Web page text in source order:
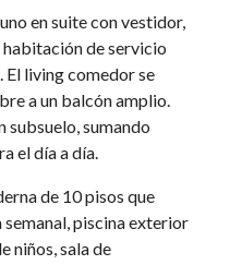
en suite con vestidor,
de servicio
living comedor se
a un balcón amplio.
subsuelo, sumando
el día a día.
de 10 pisos que
piscina exterior
niños, sala de